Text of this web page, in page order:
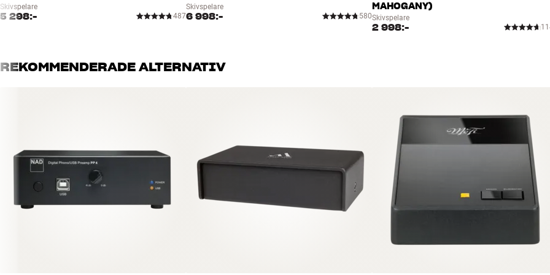
Skivspelare
5 298:- 487
Skivspelare
6 998:- 580
MAHOGANY)
Skivspelare
2 998:-
REKOMMENDERADE ALTERNATIV